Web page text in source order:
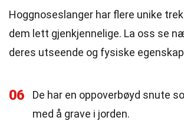
Hoggnoseslanger har flere unike
dem lett gjenkjennelige. La oss se
deres utseende og fysiske
06
De har en oppoverbøyd snute
med å grave i jorden.